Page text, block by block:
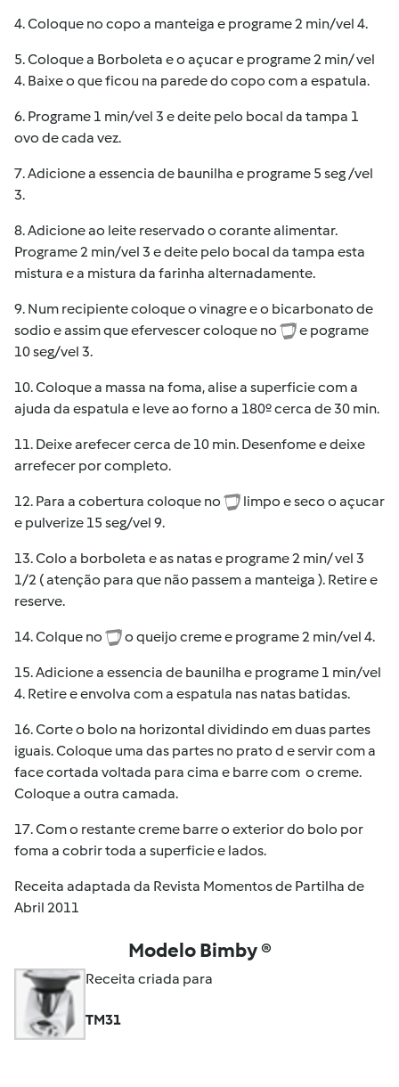
4. Coloque no copo a manteiga e programe 2 min/vel 4.
5. Coloque a Borboleta e o açucar e programe 2 min/ vel
4. Baixe o que ficou na parede do copo com a espatula.
6. Programe 1 min/vel 3 e deite pelo bocal da tampa 1
ovo de cada vez.
7. Adicione a essencia de baunilha e programe 5 seg /vel
3.
8. Adicione ao leite reservado o corante alimentar.
Programe 2 min/vel 3 e deite pelo bocal da tampa esta
mistura e a mistura da farinha alternadamente.
9. Num recipiente coloque o vinagre e o bicarbonato de
sodio e assim que efervescer coloque no
e pograme
10 seg/vel 3.
10. Coloque a massa na foma, alise a superficie com a
ajuda da espatula e leve ao forno a 180º cerca de 30 min.
11. Deixe arefecer cerca de 10 min. Desenfome e deixe
arrefecer por completo.
12. Para a cobertura coloque no
limpo e seco o açucar
e pulverize 15 seg/vel 9.
13. Colo a borboleta e as natas e programe 2 min/ vel 3
1/2 ( atenção para que não passem a manteiga ). Retire e
reserve.
14. Colque no o queijo creme e programe 2 min/vel 4.
15. Adicione a essencia de baunilha e programe 1 min/vel
4. Retire e envolva com a espatula nas natas batidas.
16. Corte o bolo na horizontal dividindo em duas partes
iguais. Coloque uma das partes no prato d e servir com a
face cortada voltada para cima e barre com o creme.
Coloque a outra camada.
17. Com o restante creme barre o exterior do bolo por
foma a cobrir toda a superficie e lados.
Receita adaptada da Revista Momentos de Partilha de
Abril 2011
Modelo Bimby ®
Receita criada para
TM31